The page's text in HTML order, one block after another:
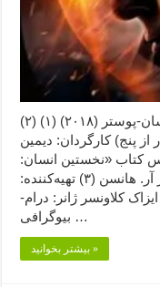
نخستین انسان-پوستر (۲۰۱۸) (۱) (۲) First Man (2018) امتیاز فیلم
پنج) کارگردان: دیمین
کتاب «نخستین انسان:
زندگی‌نامه‌ی نیل آ. آرمسترانگ» اثر جیمز آر. هانسن (۳) تهیه‌کننده:
کلاونسر ژانر: درام-
بیوگرافی …
بیشتر بخوانید »